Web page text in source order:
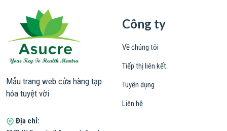
Mẫu trang web cửa hàng tạp
hóa tuyệt vời
Địa chỉ:
Công ty
Về chúng tôi
Tiếp thị liên kết
Tuyển dụng
Liên hệ